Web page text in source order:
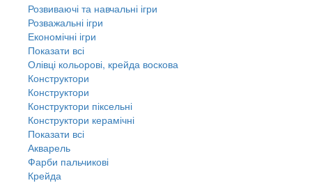
Розвиваючі та навчальні ігри
Розважальні ігри
Економічні ігри
Показати всі
Олівці кольорові, крейда воскова
Конструктори
Конструктори
Конструктори піксельні
Конструктори керамічні
Показати всі
Акварель
Фарби пальчикові
Крейда